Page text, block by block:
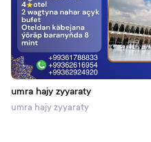
umra hajy zyyaraty
umra hajy zyyaraty